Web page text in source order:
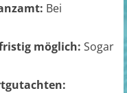
Bei
möglich: Sogar